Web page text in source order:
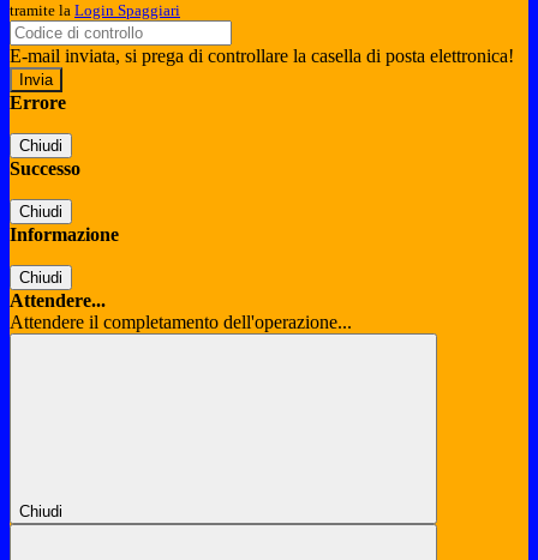
tramite la Login Spaggiari
E-mail inviata, si prega di controllare la casella di posta elettronica!
Errore
Chiudi
Successo
Chiudi
Informazione
Chiudi
Attendere...
Attendere il completamento dell'operazione...
Chiudi